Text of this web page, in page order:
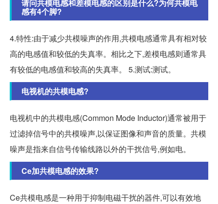
请问共模电感和差模电感的区别是什么?为何共模电
感有4个脚?
4.特性:由于减少共模噪声的作用,共模电感通常具有相对较
高的电感值和较低的失真率。相比之下,差模电感则通常具
有较低的电感值和较高的失真率。 5.测试:测试。
电视机的共模电感?
电视机中的共模电感(Common Mode Inductor)通常被用于
过滤掉信号中的共模噪声,以保证图像和声音的质量。共模
噪声是指来自信号传输线路以外的干扰信号,例如电。
Ce加共模电感的效果?
Ce共模电感是一种用于抑制电磁干扰的器件,可以有效地